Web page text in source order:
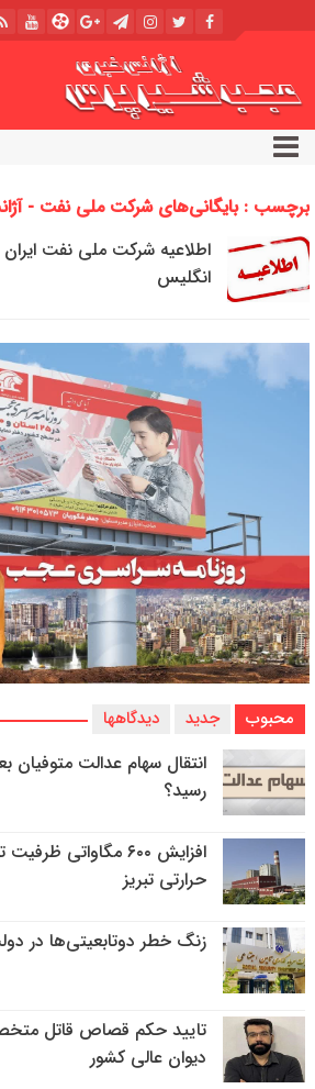
برچسب : بایگانی‌های شرکت ملی نفت -
پرس
اطلاعیه شرکت ملی نفت ایران
انگلیس
محبوب جدید دیدگاهها
رسید؟
افزایش ۶۰۰ مگاواتی
حرارتی تبریز
زنگ خطر دوتابعیتی‌ها در
تایید حکم قصاص قاتل
دیوان عالی کشور